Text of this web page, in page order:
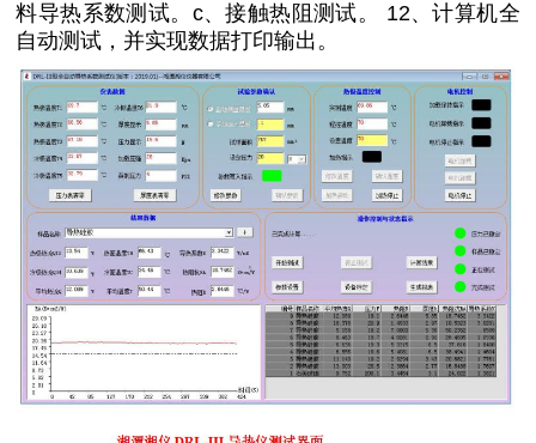
料导热系数测试。c、接触热阻测试。 12、计算机全
自动测试，并实现数据打印输出。